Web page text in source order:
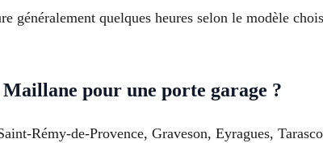
généralement quelques heures selon le modèle
pour une porte garage ?
Rémy-de-Provence, Graveson, Eyragues,